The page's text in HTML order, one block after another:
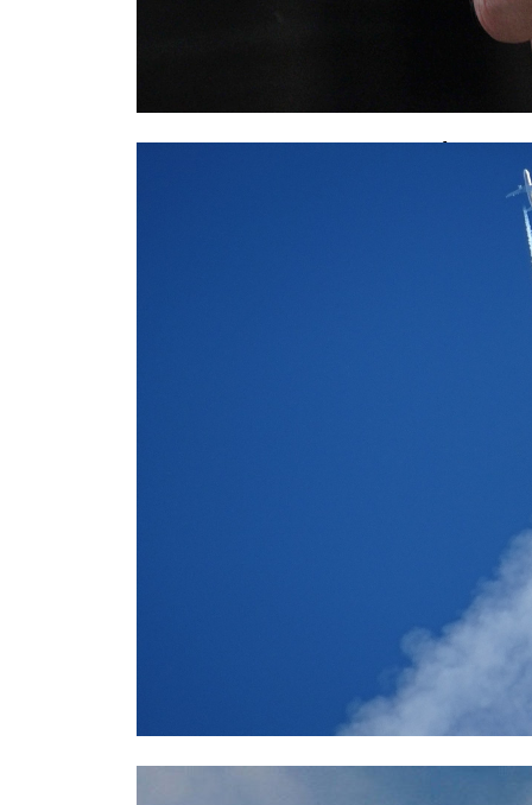
Задержан водитель Mercedes,
СМИ: над Ростовом-на-Дону едва